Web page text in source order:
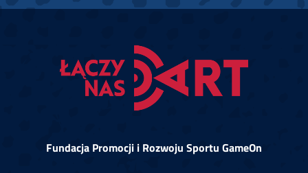
Fundacja Promocji i Rozwoju Sportu GameOn